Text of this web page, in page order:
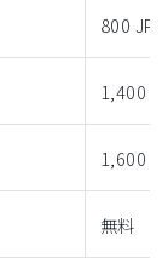
800 JPY
1,400
1,600
無料